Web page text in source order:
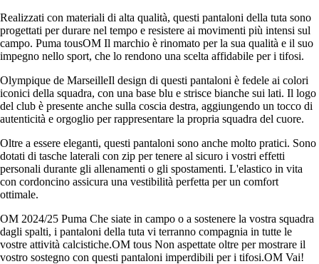
Realizzati con materiali di alta qualità, questi pantaloni della tuta sono
progettati per durare nel tempo e resistere ai movimenti più intensi sul
campo. Puma tousOM Il marchio è rinomato per la sua qualità e il suo
impegno nello sport, che lo rendono una scelta affidabile per i tifosi.
Olympique de MarseilleIl design di questi pantaloni è fedele ai colori
iconici della squadra, con una base blu e strisce bianche sui lati. Il logo
del club è presente anche sulla coscia destra, aggiungendo un tocco di
autenticità e orgoglio per rappresentare la propria squadra del cuore.
Oltre a essere eleganti, questi pantaloni sono anche molto pratici. Sono
dotati di tasche laterali con zip per tenere al sicuro i vostri effetti
personali durante gli allenamenti o gli spostamenti. L'elastico in vita
con cordoncino assicura una vestibilità perfetta per un comfort
ottimale.
OM 2024/25 Puma Che siate in campo o a sostenere la vostra squadra
dagli spalti, i pantaloni della tuta vi terranno compagnia in tutte le
vostre attività calcistiche.OM tous Non aspettate oltre per mostrare il
vostro sostegno con questi pantaloni imperdibili per i tifosi.OM Vai!